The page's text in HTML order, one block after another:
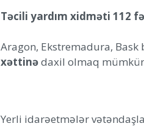
Təcili yardım xidməti 112
Aragon, Ekstremadura,
xəttinədaxil olmaq
Yerli idarəetmələr